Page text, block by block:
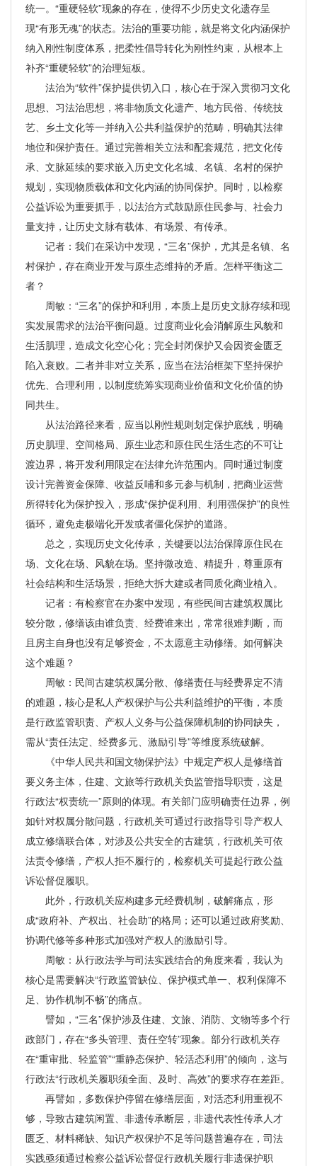
统一。“重硬轻软”现象的存在，使得不少历史文化遗存呈
现“有形无魂”的状态。法治的重要功能，就是将文化内涵保护
纳入刚性制度体系，把柔性倡导转化为刚性约束，从根本上
补齐“重硬轻软”的治理短板。
法治为“软件”保护提供切入口，核心在于深入贯彻习文化
思想、习法治思想，将非物质文化遗产、地方民俗、传统技
艺、乡土文化等一并纳入公共利益保护的范畴，明确其法律
地位和保护责任。通过完善相关立法和配套规范，把文化传
承、文脉延续的要求嵌入历史文化名城、名镇、名村的保护
规划，实现物质载体和文化内涵的协同保护。同时，以检察
公益诉讼为重要抓手，以法治方式鼓励原住民参与、社会力
量支持，让历史文脉有载体、有场景、有传承。
记者：我们在采访中发现，“三名”保护，尤其是名镇、名
村保护，存在商业开发与原生态维持的矛盾。怎样平衡这二
者？
周敏：“三名”的保护和利用，本质上是历史文脉存续和现
实发展需求的法治平衡问题。过度商业化会消解原生风貌和
生活肌理，造成文化空心化；完全封闭保护又会因资金匮乏
陷入衰败。二者并非对立关系，应当在法治框架下坚持保护
优先、合理利用，以制度统筹实现商业价值和文化价值的协
同共生。
从法治路径来看，应当以刚性规则划定保护底线，明确
历史肌理、空间格局、原生业态和原住民生活生态的不可让
渡边界，将开发利用限定在法律允许范围内。同时通过制度
设计完善资金保障、收益反哺和多元参与机制，把商业运营
所得转化为保护投入，形成“保护促利用、利用强保护”的良性
循环，避免走极端化开发或者僵化保护的道路。
总之，实现历史文化传承，关键要以法治保障原住民在
场、文化在场、风貌在场。坚持微改造、精提升，尊重原有
社会结构和生活场景，拒绝大拆大建或者同质化商业植入。
记者：有检察官在办案中发现，有些民间古建筑权属比
较分散，修缮该由谁负责、经费谁来出，常常很难判断，而
且房主自身也没有足够资金，不太愿意主动修缮。如何解决
这个难题？
周敏：民间古建筑权属分散、修缮责任与经费界定不清
的难题，核心是私人产权保护与公共利益维护的平衡，本质
是行政监管职责、产权人义务与公益保障机制的协同缺失，
需从“责任法定、经费多元、激励引导”等维度系统破解。
《中华人民共和国文物保护法》中规定产权人是修缮首
要义务主体，住建、文旅等行政机关负监管指导职责，这是
行政法“权责统一”原则的体现。有关部门应明确责任边界，例
如针对权属分散问题，行政机关可通过行政指导引导产权人
成立修缮联合体，对涉及公共安全的古建筑，行政机关可依
法责令修缮，产权人拒不履行的，检察机关可提起行政公益
诉讼督促履职。
此外，行政机关应构建多元经费机制，破解痛点，形
成“政府补、产权出、社会助”的格局；还可以通过政府奖励、
协调代修等多种形式加强对产权人的激励引导。
周敏：从行政法学与司法实践结合的角度来看，我认为
核心是需要解决“行政监管缺位、保护模式单一、权利保障不
足、协作机制不畅”的痛点。
譬如，“三名”保护涉及住建、文旅、消防、文物等多个行
政部门，存在“多头管理、责任空转”现象。部分行政机关存
在“重审批、轻监管”“重静态保护、轻活态利用”的倾向，这与
行政法“行政机关履职须全面、及时、高效”的要求存在差距。
再譬如，多数保护停留在修缮层面，对活态利用重视不
够，导致古建筑闲置、非遗传承断层，非遗代表性传承人才
匮乏、材料稀缺、知识产权保护不足等问题普遍存在，司法
实践亟须通过检察公益诉讼督促行政机关履行非遗保护职